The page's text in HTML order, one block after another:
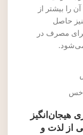
را بیشتر از
حاصل
مصرف در
می‌شود.
خس
از لذت و